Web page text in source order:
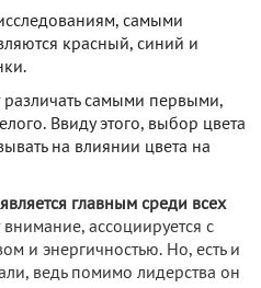
самыми
красный, синий и
различать самыми первыми,
Ввиду этого, выбор цвета
на влиянии цвета на
главным среди всех
ассоциируется с
и энергичностью. Но, есть и
ведь помимо лидерства он